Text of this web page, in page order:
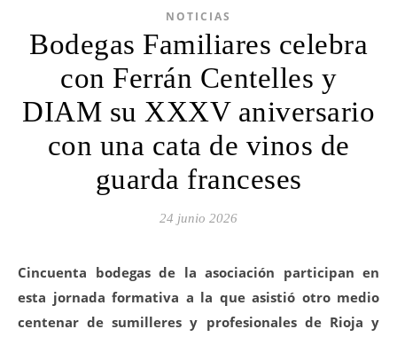
NOTICIAS
Bodegas Familiares celebra
con Ferrán Centelles y
DIAM su XXXV aniversario
con una cata de vinos de
guarda franceses
24 junio 2026
Cincuenta bodegas de la asociación participan en
esta jornada formativa a la que asistió otro medio
centenar de sumilleres y profesionales de Rioja y